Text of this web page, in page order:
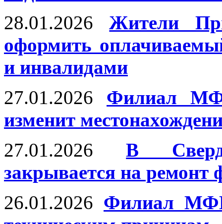
28.01.2026
Жители
оформить
и инвалидами
27.01.2026
Филиал
изменит
27.01.2026
В
закрывается на
26.01.2026 Филиал